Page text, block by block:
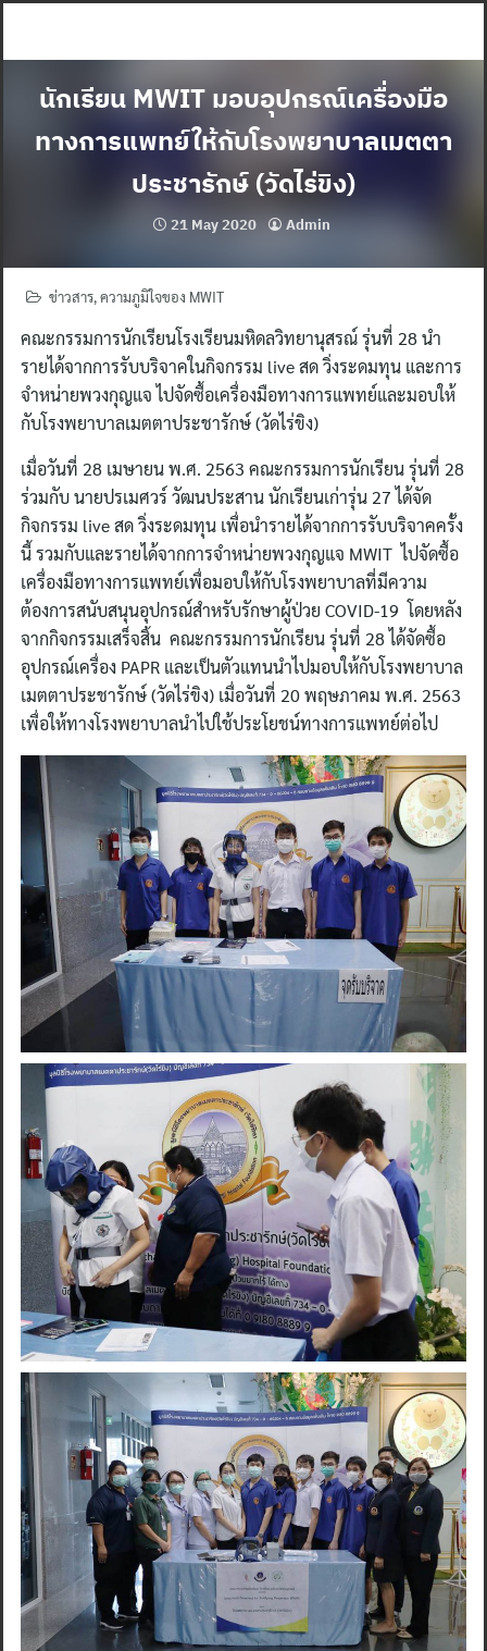
นักเรียน MWIT มอบอุปกรณ์เครื่องมือ
ทางการแพทย์ให้กับโรงพยาบาลเมตตา
ประชารักษ์ (วัดไร่ขิง)
21 May 2020 Admin
ข่าวสาร,ความภูมิใจของ MWIT
คณะกรรมการนักเรียนโรงเรียนมหิดลวิทยานุสรณ์ รุ่นที่ 28 นำ
รายได้จากการรับบริจาคในกิจกรรม live สด วิ่งระดมทุน และการ
จำหน่ายพวงกุญแจ ไปจัดซื้อเครื่องมือทางการแพทย์และมอบให้
กับโรงพยาบาลเมตตาประชารักษ์ (วัดไร่ขิง)
เมื่อวันที่ 28 เมษายน พ.ศ. 2563 คณะกรรมการนักเรียน รุ่นที่ 28
ร่วมกับ นายปรเมศวร์ วัฒนประสาน นักเรียนเก่ารุ่น 27 ได้จัด
กิจกรรม live สด วิ่งระดมทุน เพื่อนำรายได้จากการรับบริจาคครั้ง
นี้ รวมกับและรายได้จากการจำหน่ายพวงกุญแจ MWIT ไปจัดซื้อ
เครื่องมือทางการแพทย์เพื่อมอบให้กับโรงพยาบาลที่มีความ
ต้องการสนับสนุนอุปกรณ์สำหรับรักษาผู้ป่วย COVID-19 โดยหลัง
จากกิจกรรมเสร็จสิ้น คณะกรรมการนักเรียน รุ่นที่ 28 ได้จัดซื้อ
อุปกรณ์เครื่อง PAPR และเป็นตัวแทนนำไปมอบให้กับโรงพยาบาล
เมตตาประชารักษ์ (วัดไร่ขิง) เมื่อวันที่ 20 พฤษภาคม พ.ศ. 2563
เพื่อให้ทางโรงพยาบาลนำไปใช้ประโยชน์ทางการแพทย์ต่อไป